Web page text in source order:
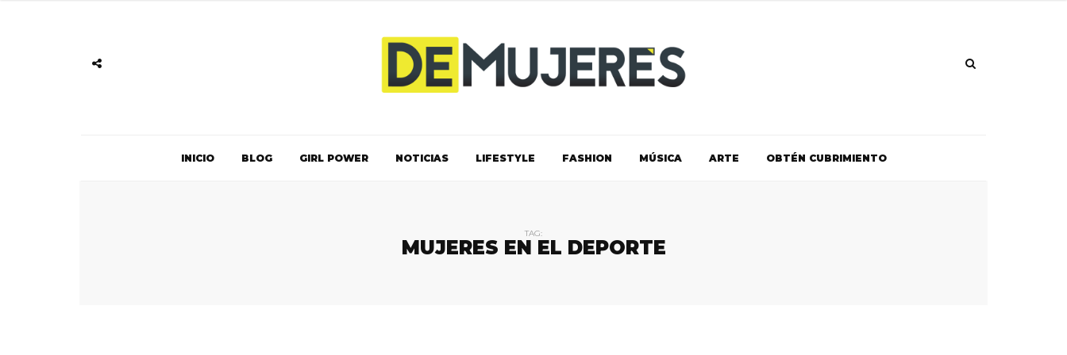
INICIO BLOG GIRL POWER NOTICIAS LIFESTYLE FASHION MÚSICA ARTE OBTÉN CUBRIMIENTO
TAG:
MUJERES EN EL DEPORTE